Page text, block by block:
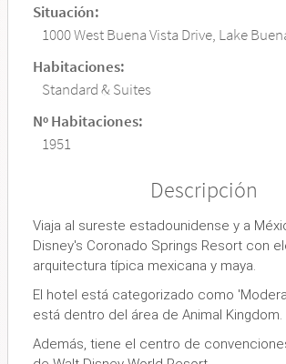
Situación:
1000 West Buena Vista Drive, Lake
Habitaciones:
Standard & Suites
Nº Habitaciones:
1951
Descripción
Viaja al sureste estadounidense y a
Disney's Coronado Springs Resort con
arquitectura típica mexicana y maya.
El hotel está categorizado como
está dentro del área de Animal Kingdom.
Además, tiene el centro de